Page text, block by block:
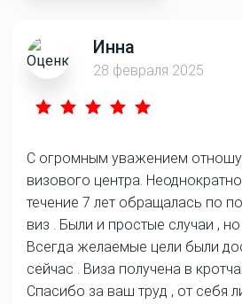
Инна
28 февраля 2025
С огромным уважением
визового центра.
течение 7 лет обращалась по
виз . Были и простые случаи ,
Всегда желаемые цели были
сейчас . Виза получена в
Спасибо за ваш труд , от себя